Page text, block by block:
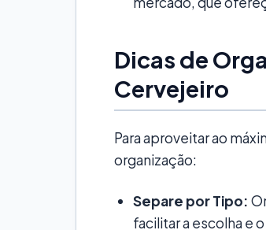
Dicas de
Cervejeiro
Para aproveitar ao
organização:
Separe por Tipo:
facilitar a escolha e